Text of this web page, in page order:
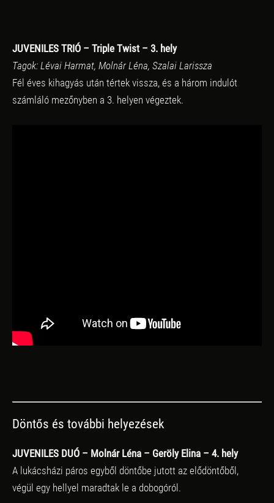
JUVENILES TRIÓ – Triple Twist – 3. hely
Tagok: Lévai Harmat, Molnár Léna, Szalai Larissza
Fél éves kihagyás után tértek vissza, és a három indulót
számláló mezőnyben a 3. helyen végeztek.
Döntős és további helyezések
JUVENILES DUÓ – Molnár Léna – Geröly Elina – 4. hely
A lukácsházi páros egyből döntőbe jutott az elődöntőből,
végül egy hellyel maradtak le a dobogóról.